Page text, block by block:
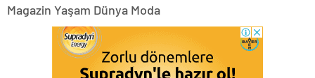
Magazin Yaşam Dünya Moda